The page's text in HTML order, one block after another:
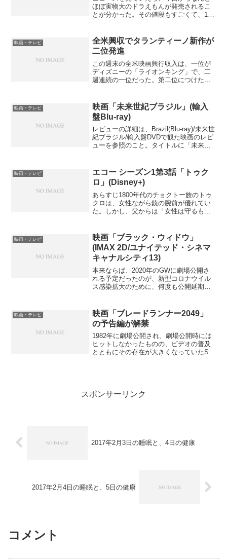
ほぼ実物大のドラえもんが発売されるこ
とが分かった。その値段もすごくて、19
ットで見ていると、甥や姪に買い与える
叔父、叔母が多いとか...
映画・テレビ
全米興収でタランティーノ新作が
二位発進
この週末の全米映画興行収入は、一位が
ディズニーの「ライオンキング」で、二
週連続の一位だった。第二位につけたの
ン・ハリウッド」で、4000万ドルを稼ぎ
出したという。これはタ...
映画・テレビ
映画「未来世紀ブラジル」(輸入
盤Blu-ray)
レビューの詳細は、Brazil(Blu-ray)/未来世
紀ブラジル/輸入盤DVDで観た映画のレビ
ューを参照のこと。タイトルに「未来世
い。テーマ曲が「ブラジル」というだけ
で...
映画・テレビ
エコー シーズン1第3話「トゥク
ロ」(Disney+)
あらすじ1800年代のチョクトー族のトゥ
クロは、女性ながら銃の腕前が優れてい
た。しかし、父からは「女性は守るもの
た。しかし、悪党狩りを進めていた父は
悪党の罠にハマって苦戦...
映画・テレビ
映画「ブラック・ウィドウ」
(IMAX 2D/ユナイテッド・シネマ
キャナルシティ13)
本来ならば、2020年のGWに劇場公開さ
れる予定だったのが、新型コロナウイル
ス感染拡大のために、何度も公開延期を
セスでの配信によって公開されたのが、
マーベ...
映画・テレビ
映画「ブレードランナー2049」
の予告編が解禁
1982年に劇場公開され、劇場公開時には
ヒットしなかったものの、ビデオの普及
とともにその存在が大きくなっていたSF
スポンサーリンク
2017年2月3日の睡眠と、4日の健康
2017年2月4日の睡眠と、5日の健康
コメント